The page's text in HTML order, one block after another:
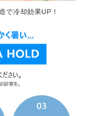
で冷却効果UP！